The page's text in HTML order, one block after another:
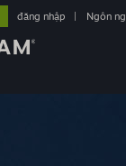
đăng nhập Ngôn